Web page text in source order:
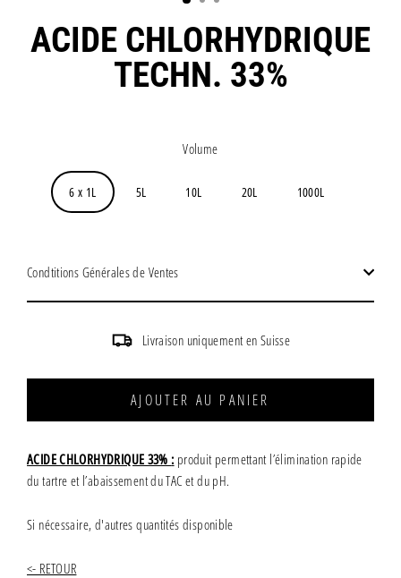
ACIDE CHLORHYDRIQUE
TECHN. 33%
régulier
Volume
6 x 1L 5L 10L 20L 1000L
Condtitions Générales de Ventes
Livraison uniquement en Suisse
AJOUTER AU PANIER
ACIDE CHLORHYDRIQUE 33% : produit permettant l’élimination rapide
du tartre et l’abaissement du TAC et du pH.
Si nécessaire, d'autres quantités disponible
<- RETOUR